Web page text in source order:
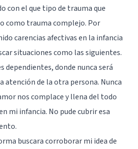
con el que tipo de trauma que
como trauma complejo. Por
carencias afectivas en la infancia
situaciones como las siguientes.
dependientes, donde nunca será
atención de la otra persona. Nunca
nos complace y llena del todo
mi infancia. No pude cubrir esa
buscara corroborar mi idea de